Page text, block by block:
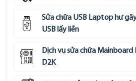
Sửa chữa USB Laptop hư
USB lấy liền
Dịch vụ sửa chữa Mainboard
D2K